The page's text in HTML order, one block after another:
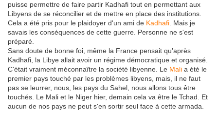
puisse permettre de faire partir Kadhafi tout en permettant aux
Libyens de se réconcilier et de mettre en place des institutions.
Cela a été pris pour le plaidoyer d'un ami de Kadhafi . Mais je
savais les conséquences de cette guerre. Personne ne s'est
préparé.
Sans doute de bonne foi, même la France pensait qu'après
Kadhafi, la Libye allait avoir un régime démocratique et organisé.
C'était vraiment méconnaître la société libyenne. Le Mali a été le
premier pays touché par les problèmes libyens, mais, il ne faut
pas se leurrer, nous, les pays du Sahel, nous allons tous être
touchés. Le Mali et le Niger hier, demain cela va être le Tchad. Et
aucun de nos pays ne peut s'en sortir seul face à cette armada.